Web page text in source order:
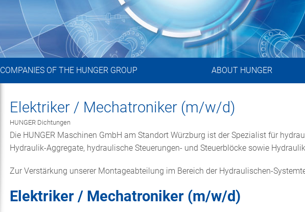
COMPANIES OF THE HUNGER GROUP ABOUT HUNGER
Elektriker / Mechatroniker (m/w/d)
HUNGER Dichtungen
Die HUNGER Maschinen GmbH am Standort Würzburg ist der Spezialist für
Hydraulik-Aggregate, hydraulische Steuerungen- und Steuerblöcke sowie
Zur Verstärkung unserer Montageabteilung im Bereich der Hydraulischen-
Elektriker / Mechatroniker (m/w/d)